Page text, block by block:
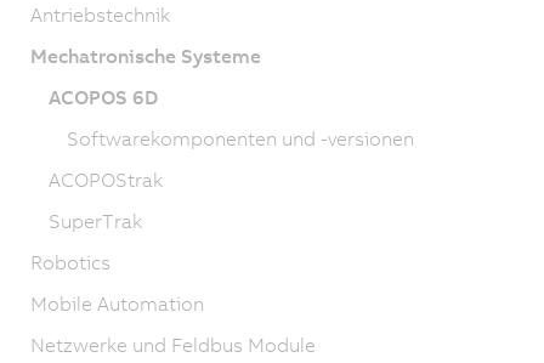
Antriebstechnik
Mechatronische Systeme
ACOPOS 6D
Softwarekomponenten und -versionen
ACOPOStrak
SuperTrak
Robotics
Mobile Automation
Netzwerke und Feldbus Module